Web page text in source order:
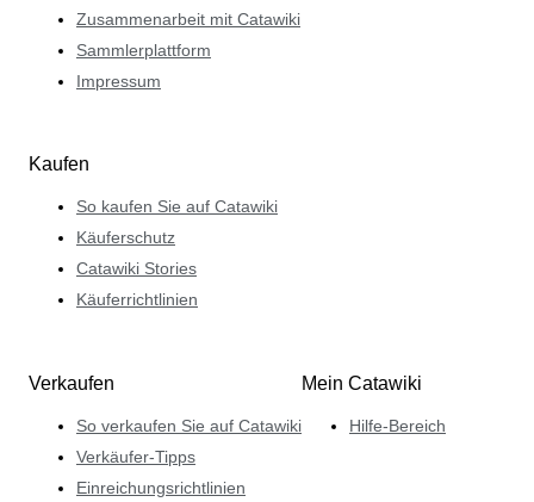
Zusammenarbeit mit Catawiki
Sammlerplattform
Impressum
Kaufen
So kaufen Sie auf Catawiki
Käuferschutz
Catawiki Stories
Käuferrichtlinien
Verkaufen
So verkaufen Sie auf Catawiki
Verkäufer-Tipps
Einreichungsrichtlinien
Mein Catawiki
Hilfe-Bereich